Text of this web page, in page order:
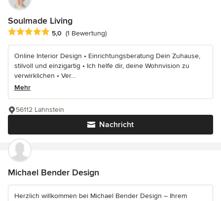
Soulmade Living
Durchschnittliche Bewertung: 5 von 5 Sternen
5,0 (1 Bewertung)
Online Interior Design • Einrichtungsberatung Dein Zuhause,
stilvoll und einzigartig • Ich helfe dir, deine Wohnvision zu
verwirklichen • Ver...
Mehr
Nachricht
56112 Lahnstein
Michael Bender Design
Herzlich willkommen bei Michael Bender Design – Ihrem